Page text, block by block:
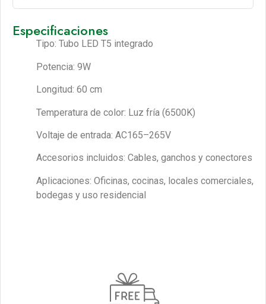
Especificaciones
Tipo: Tubo LED T5 integrado
Potencia: 9W
Longitud: 60 cm
Temperatura de color: Luz fría (6500K)
Voltaje de entrada: AC165–265V
Accesorios incluidos: Cables, ganchos y conectores
Aplicaciones: Oficinas, cocinas, locales comerciales,
bodegas y uso residencial